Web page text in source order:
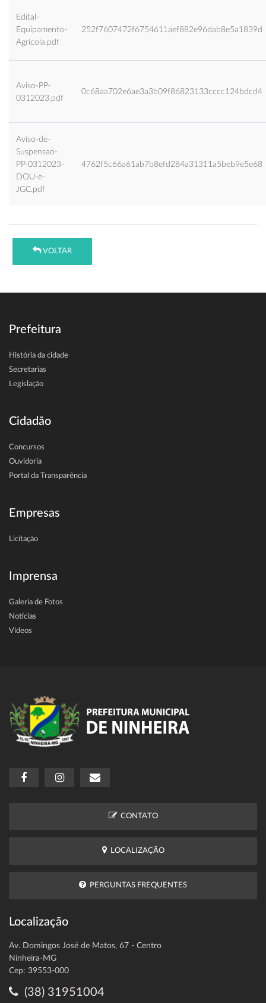
Edital-
Equipamento-
Agricola.pdf
252f7607472f6754611aef882e96dab8e5a1839d
Aviso-PP-
0312023.pdf
0c68aa702e6ae3a3b09f86823133cccc124bdcd4
Aviso-de-
Suspensao-
PP-0312023-
DOU-e-
JGC.pdf
4762f5c66a61ab7b8efd284a31311a5beb9e5e68
VOLTAR
Prefeitura
História da cidade
Secretarias
Legislação
Cidadão
Concursos
Ouvidoria
Portal da Transparência
Empresas
Licitação
Imprensa
Galeria de Fotos
Notícias
Vídeos
CONTATO
LOCALIZAÇÃO
PERGUNTAS FREQUENTES
Localização
Av. Domingos José de Matos, 67 - Centro
Ninheira-MG
Cep: 39553-000
(38) 31951004